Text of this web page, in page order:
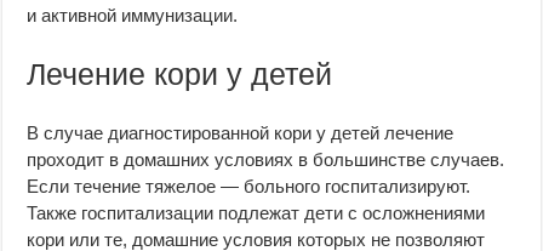
и активной иммунизации.
Лечение кори у детей
В случае диагностированной кори у детей лечение
проходит в домашних условиях в большинстве случаев.
Если течение тяжелое — больного госпитализируют.
Также госпитализации подлежат дети с осложнениями
кори или те, домашние условия которых не позволяют